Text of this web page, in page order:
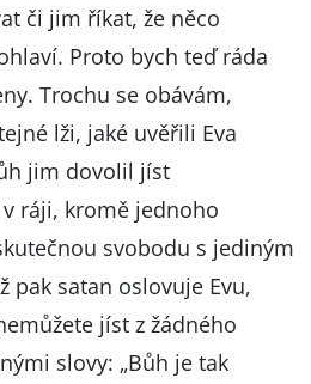
či jim říkat, že něco
Proto bych teď ráda
Trochu se obávám,
lži, jaké uvěřili Eva
jim dovolil jíst
ráji, kromě jednoho
svobodu s jediným
pak satan oslovuje Evu,
jíst z žádného
slovy: „Bůh je tak